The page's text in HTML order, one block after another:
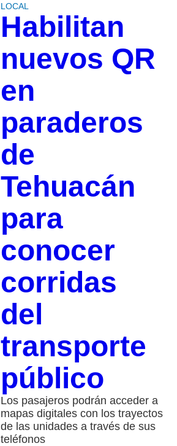
LOCAL
Habilitan
nuevos QR
en
paraderos
de
Tehuacán
para
conocer
corridas
del
transporte
público
Los pasajeros podrán acceder a
mapas digitales con los trayectos
de las unidades a través de sus
teléfonos